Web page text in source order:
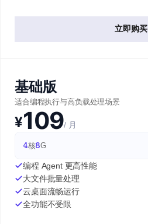
立即购买
基础版
适合编程执行与高负载处理场景
¥109/ 月
4核8G
编程 Agent 更高性能
大文件批量处理
云桌面流畅运行
全功能不受限